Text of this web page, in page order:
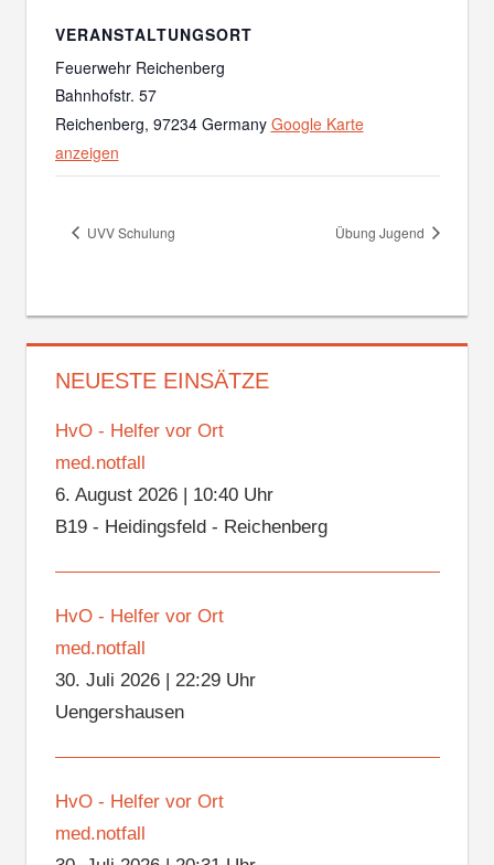
VERANSTALTUNGSORT
Feuerwehr Reichenberg
Bahnhofstr. 57
Reichenberg, 97234 Germany Google Karte
anzeigen
UVV Schulung Übung Jugend
NEUESTE EINSÄTZE
HvO - Helfer vor Ort
med.notfall
6. August 2026| 10:40 Uhr
B19 - Heidingsfeld - Reichenberg
HvO - Helfer vor Ort
med.notfall
30. Juli 2026| 22:29 Uhr
Uengershausen
HvO - Helfer vor Ort
med.notfall